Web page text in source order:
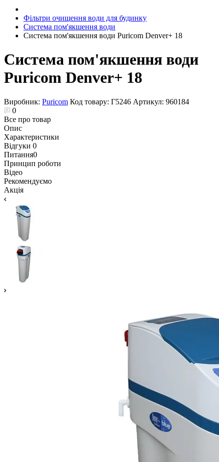
Фільтри очищення води для будинку
Система пом'якшення води
Система пом'якшення води Puricom Denver+ 18
Система пом'якшення води
Puricom Denver+ 18
Виробник: Puricom Код товару: Г5246 Артикул: 960184
0
Все про товар
Опис
Характеристики
Відгуки 0
Питання0
Принцип роботи
Відео
Рекомендуємо
Акція